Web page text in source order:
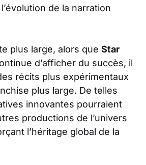
de la narration
plus large, alors que Star
d’afficher du succès, il
récits plus expérimentaux
plus large. De telles
innovantes pourraient
productions de l’univers
l’héritage global de la